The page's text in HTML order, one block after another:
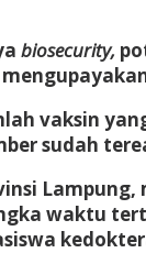
biosecurity,
vaksin
sudah
waktu